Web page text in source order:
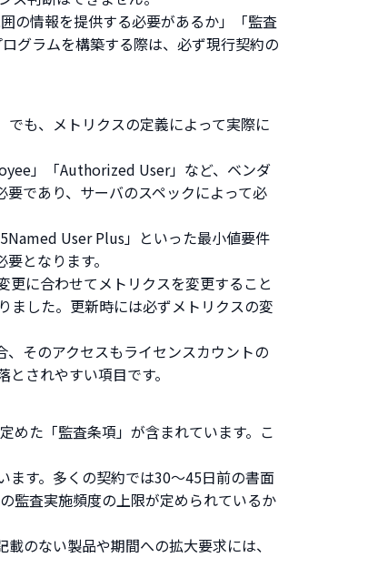
の情報を提供する必要があるか」「監査
グラムを構築する際は、必ず現行契約の
も、メトリクスの定義によって実際に
」「Authorized User」など、ベンダ
であり、サーバのスペックによって必
User Plus」といった最小値要件
となります。
に合わせてメトリクスを変更すること
した。更新時には必ずメトリクスの変
そのアクセスもライセンスカウントの
されやすい項目です。
めた「監査条項」が含まれています。こ
ます。多くの契約では30〜45日前の書面
監査実施頻度の上限が定められているか
のない製品や期間への拡大要求には、